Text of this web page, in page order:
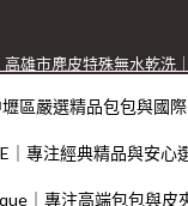
雄市麂皮特殊無水乾洗